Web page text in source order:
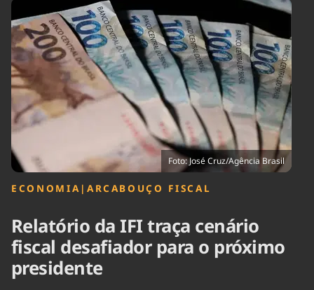
Agronegócios
Brasil
Brasil Mineral
Ciência &
Tecnologia
Cinema
Comportamento
Cultura
Economia
Educação
Infraestrutura
Internacional
Meio Ambiente
Podcast
Política
Saúde
Tempo
Foto: José Cruz/Agência Brasil
ECONOMIA | ARCABOUÇO FISCAL
Relatório da IFI traça cenário
fiscal desafiador para o próximo
presidente